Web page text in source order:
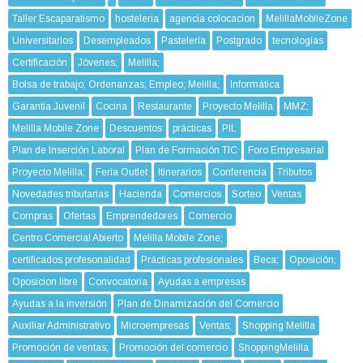
Taller Escaparatismo
hosteleria agencia colocacion
MelillaMobileZone
Universitarios
Desempleados Pastelería Postgrado
tecnologías
Certificación
Jóvenes;
Melilla;
Bolsa de trabajo; Ordenanzas; Empleo; Melilla;
Informática
Garantía Juvenil
Cocina Restaurante Proyecto Melilla
MMZ;
Melilla Mobile Zone
Descuentos prácticas
PIL
Plan de Inserción Laboral
Plan de Formación TIC
Foro Empresarial
Proyecto Melilla;
Feria Outlet Itinerarios Conferencia
Tributos
Novedades tributarias
Hacienda Comercios Sorteo
Ventas
Compras
Ofertas Emprendedores
Comercio
Centro Comercial Abierto
Melilla Mobile Zone;
certificados profesonalidad
Prácticas profesionales Beca;
Oposición;
Oposicion libre
Convocatoria
Ayudas a empresas
Ayudas a la inversión
Plan de Dinamización del Comercio
Auxiliar Administrativo
Microempresas Ventas;
Shopping Melilla
Promoción de ventas;
Promoción del comercio
ShoppingMelilla